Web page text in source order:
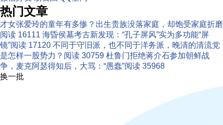
热门文章
才女张爱玲的童年有多惨？出生贵族没落家庭，却饱受家庭折磨
阅读 16111 海昏侯墓考古新发现：“孔子屏风”实为多功能“屏
镜”阅读 17120 不同于守旧派，也不同于洋务派，晚清的清流党
是怎样一股势力？ 阅读 30759 杜鲁门拒绝蒋介石参加朝鲜战
争，麦克阿瑟得知后，大骂：“愚蠢”阅读 35968
换一批